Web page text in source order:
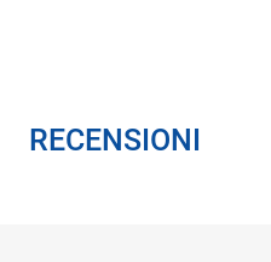
RECENSIONI